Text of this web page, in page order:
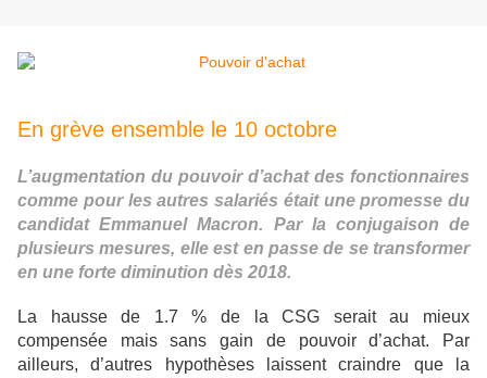
En grève ensemble le 10 octobre
L’augmentation du pouvoir d’achat des fonctionnaires
comme pour les autres salariés était une promesse du
candidat Emmanuel Macron. Par la conjugaison de
plusieurs mesures, elle est en passe de se transformer
en une forte diminution dès 2018.
La hausse de 1.7 % de la CSG serait au mieux
compensée mais sans gain de pouvoir d’achat. Par
ailleurs, d’autres hypothèses laissent craindre que la